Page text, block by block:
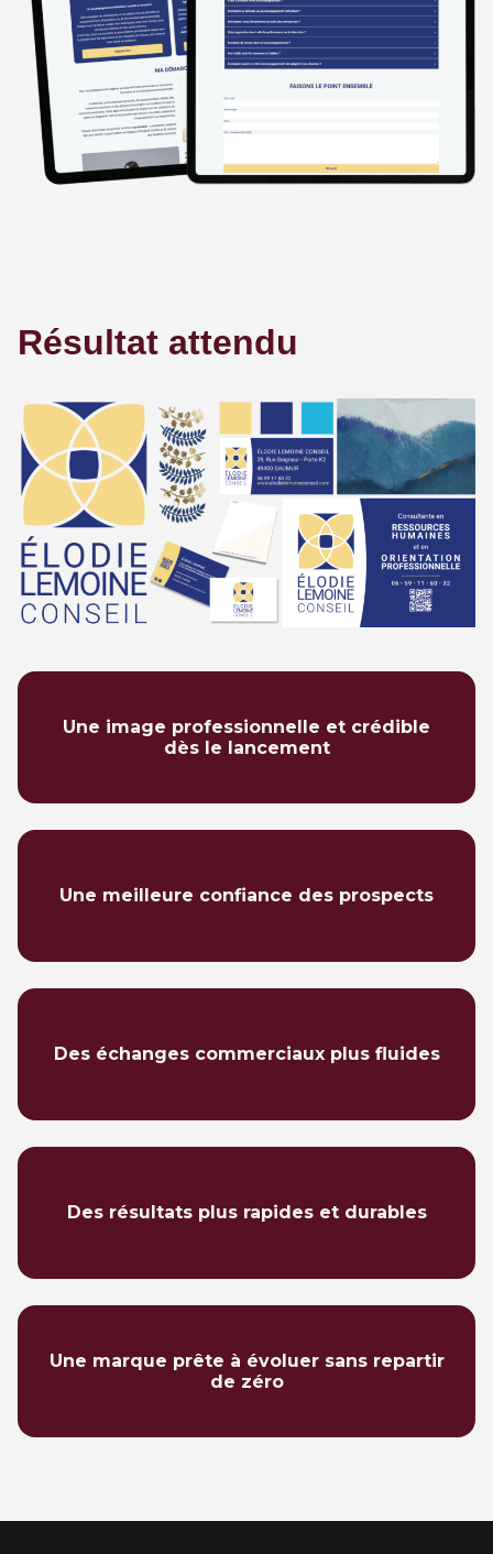
Résultat attendu
Une image professionnelle et crédible
dès le lancement
Une meilleure confiance des prospects
Des échanges commerciaux plus fluides
Des résultats plus rapides et durables
Une marque prête à évoluer sans repartir
de zéro